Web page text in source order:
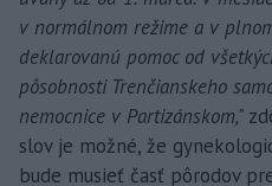
v normálnom režime a v
deklarovanú pomoc od
pôsobnosti Trenčianskeho
nemocnice v Partizánskom,"
slov je možné, že
bude musieť časť pôrodov